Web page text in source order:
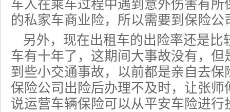
车人在乘车过程中遇到意外伤害有
的私家车商业险，所以需要到保险公
另外，现在出租车的出险率还是比
车有十年了，这期间大事故没有，
到些小交通事故，以前都是亲自去
保险公司出险后办理不及时，让张
说运营车辆保险可以从平安车险进